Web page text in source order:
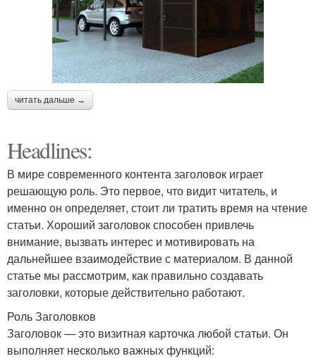
читать дальше →
Headlines:
В мире современного контента заголовок играет
решающую роль. Это первое, что видит читатель, и
именно он определяет, стоит ли тратить время на чтение
статьи. Хороший заголовок способен привлечь
внимание, вызвать интерес и мотивировать на
дальнейшее взаимодействие с материалом. В данной
статье мы рассмотрим, как правильно создавать
заголовки, которые действительно работают.
Роль Заголовков
Заголовок — это визитная карточка любой статьи. Он
выполняет несколько важных функций: